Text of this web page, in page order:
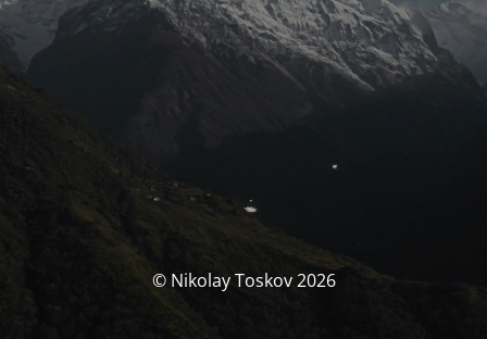
© Nikolay Toskov 2026